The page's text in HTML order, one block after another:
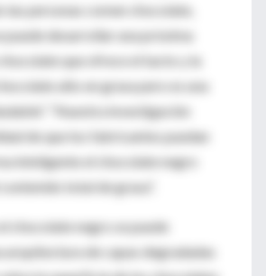
las personas comen chocolate,
puede desarrollar una próxima
que ofrece el tacto y la
alto en grasa pero es una
“Nuestra investigación
de que los fabricantes puedan
inteligente el chocolate negro
total de grasa”.
el chocolate negro se puede
arquitectura de capas degradadas